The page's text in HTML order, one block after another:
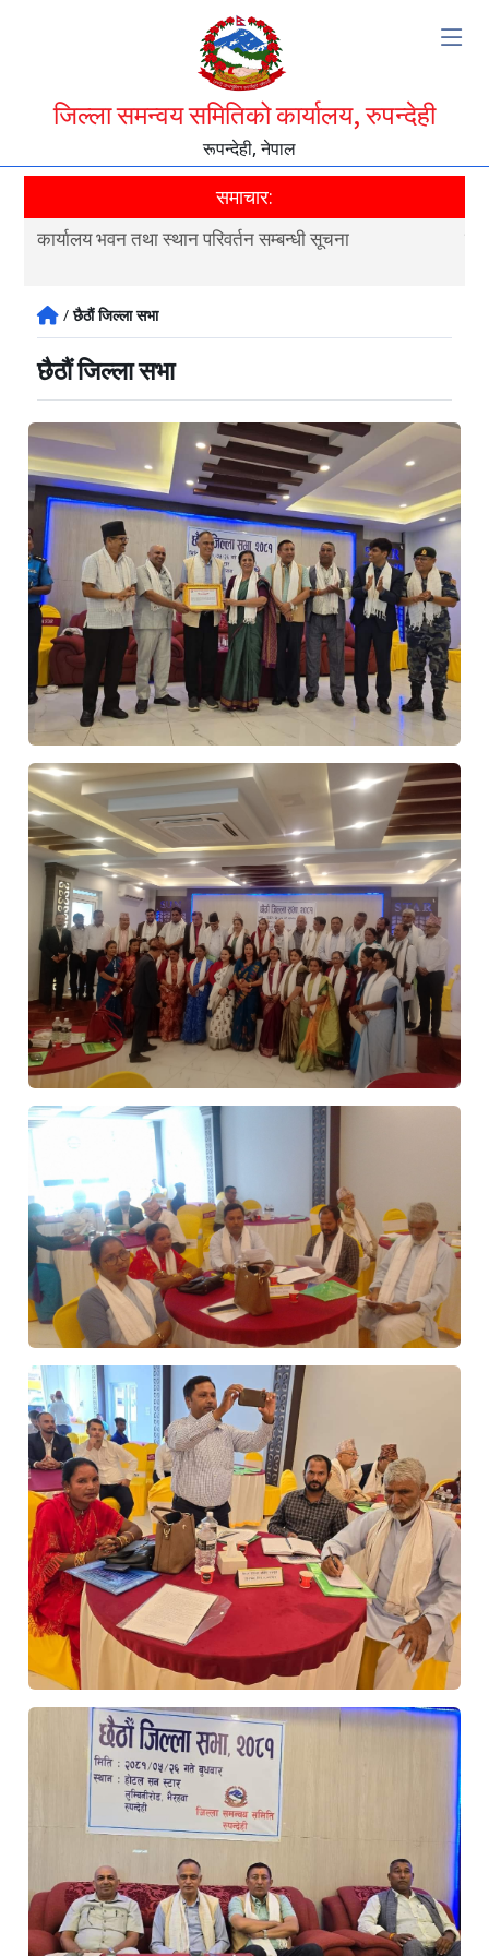
जिल्ला समन्वय समितिको कार्यालय, रुपन्देही
रूपन्देही, नेपाल
समाचार:
कार्यालय भवन तथा स्थान परिवर्तन सम्बन्धी सूचना
/छैठौं जिल्ला सभा
छैठौं जिल्ला सभा